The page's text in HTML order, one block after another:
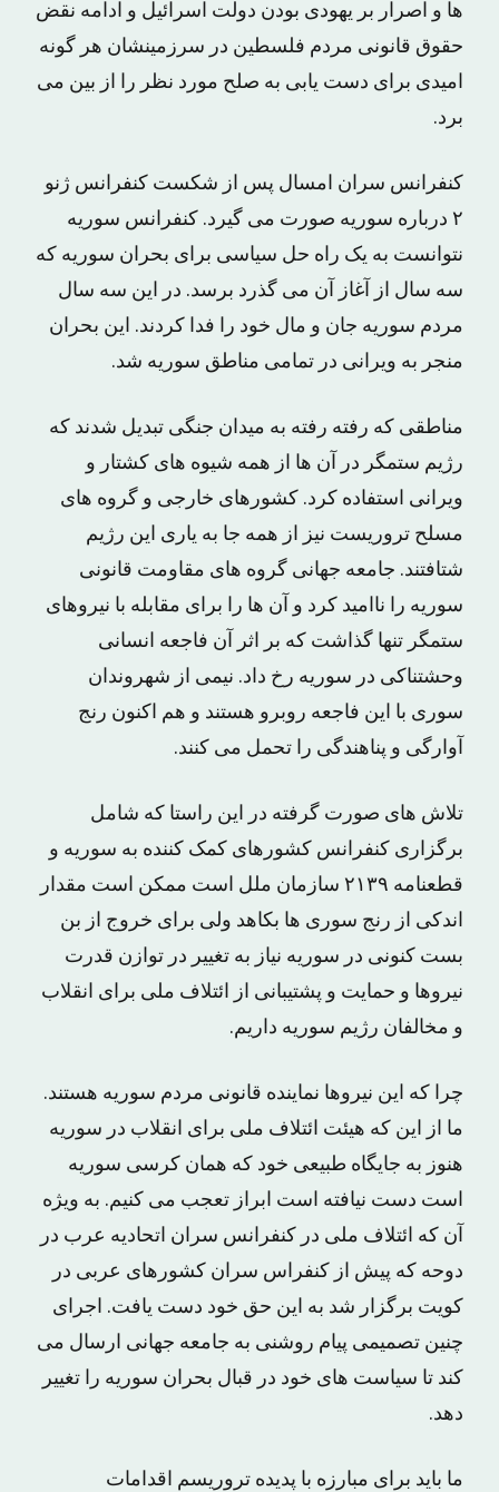
ها و اصرار بر یهودی بودن دولت اسرائیل و ادامه نقض
حقوق قانونی مردم فلسطین در سرزمینشان هر گونه
امیدی برای دست یابی به صلح مورد نظر را از بین می
برد.
کنفرانس سران امسال پس از شکست کنفرانس ژنو
۲ درباره سوریه صورت می گیرد. کنفرانس سوریه
نتوانست به یک راه حل سیاسی برای بحران سوریه که
سه سال از آغاز آن می گذرد برسد. در این سه سال
مردم سوریه جان و مال خود را فدا کردند. این بحران
منجر به ویرانی در تمامی مناطق سوریه شد.
مناطقی که رفته رفته به میدان جنگی تبدیل شدند که
رژیم ستمگر در آن ها از همه شیوه های کشتار و
ویرانی استفاده کرد. کشورهای خارجی و گروه های
مسلح تروریست نیز از همه جا به یاری این رژیم
شتافتند. جامعه جهانی گروه های مقاومت قانونی
سوریه را ناامید کرد و آن ها را برای مقابله با نیروهای
ستمگر تنها گذاشت که بر اثر آن فاجعه انسانی
وحشتناکی در سوریه رخ داد. نیمی از شهروندان
سوری با این فاجعه روبرو هستند و هم اکنون رنج
آوارگی و پناهندگی را تحمل می کنند.
تلاش های صورت گرفته در این راستا که شامل
برگزاری کنفرانس کشورهای کمک کننده به سوریه و
قطعنامه ۲۱۳۹ سازمان ملل است ممکن است مقدار
اندکی از رنج سوری ها بکاهد ولی برای خروج از بن
بست کنونی در سوریه نیاز به تغییر در توازن قدرت
نیروها و حمایت و پشتیبانی از ائتلاف ملی برای انقلاب
و مخالفان رژیم سوریه داریم.
چرا که این نیروها نماینده قانونی مردم سوریه هستند.
ما از این که هیئت ائتلاف ملی برای انقلاب در سوریه
هنوز به جایگاه طبیعی خود که همان کرسی سوریه
است دست نیافته است ابراز تعجب می کنیم. به ویژه
آن که ائتلاف ملی در کنفرانس سران اتحادیه عرب در
دوحه که پیش از کنفراس سران کشورهای عربی در
کویت برگزار شد به این حق خود دست یافت. اجرای
چنین تصمیمی پیام روشنی به جامعه جهانی ارسال می
کند تا سیاست های خود در قبال بحران سوریه را تغییر
دهد.
ما باید برای مبارزه با پدیده تروریسم اقدامات